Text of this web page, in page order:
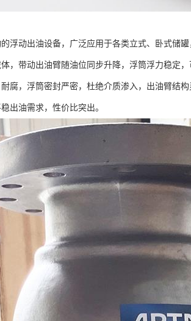
浮动出油设备，广泛应用于各类立式、卧式储
，带动出油臂随油位同步升降，浮筒浮力稳定
腐，浮筒密封严密，杜绝介质渗入，出油臂结
出油需求，性价比突出。